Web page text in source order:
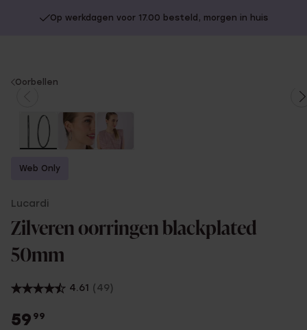
Op werkdagen voor 17.00 besteld, morgen in huis
You
here:
Oorbellen
Web Only
Lucardi
Zilveren oorringen blackplated
50mm
4.61 (49)
59 99